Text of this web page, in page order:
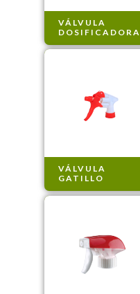
VÁLVULA
DOSIFICADORA
VÁLVULA
GATILLO